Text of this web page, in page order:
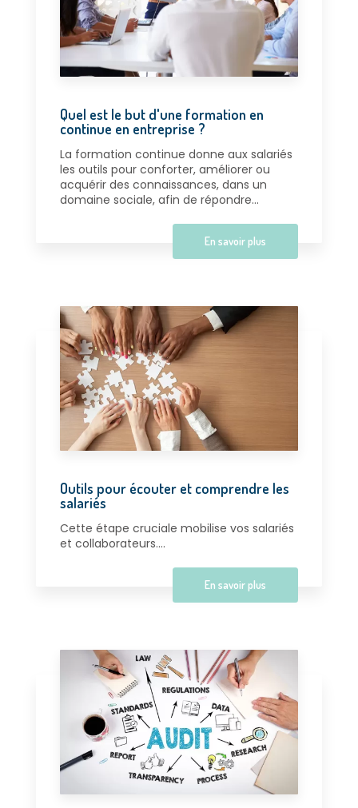
Quel est le but d'une formation en
continue en entreprise ?
La formation continue donne aux salariés
les outils pour conforter, améliorer ou
acquérir des connaissances, dans un
domaine sociale, afin de répondre...
En savoir plus
Outils pour écouter et comprendre les
salariés
Cette étape cruciale mobilise vos salariés
et collaborateurs....
En savoir plus